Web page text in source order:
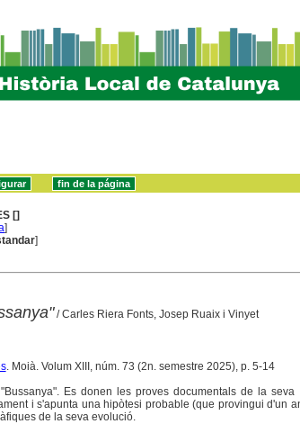
[]
]
]
/ Carles Riera Fonts, Josep Ruaix i Vinyet
. Moià. Volum XIII, núm. 73 (2n. semestre 2025), p. 5-14
Es donen les proves documentals de la seva
i s'apunta una hipòtesi probable (que provingui d'un
de la seva evolució.